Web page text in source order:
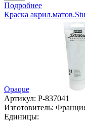
Подробнее
Краска
Opaque
Артикул: P-837041
Изготовитель:
Единицы: